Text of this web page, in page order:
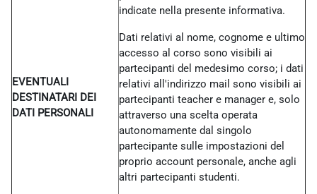
EVENTUALI
DESTINATARI DEI
DATI PERSONALI
indicate nella presente informativa.
Dati relativi al nome, cognome e ultimo
accesso al corso sono visibili ai
partecipanti del medesimo corso; i dati
relativi all'indirizzo mail sono visibili ai
partecipanti teacher e manager e, solo
attraverso una scelta operata
autonomamente dal singolo
partecipante sulle impostazioni del
proprio account personale, anche agli
altri partecipanti studenti.